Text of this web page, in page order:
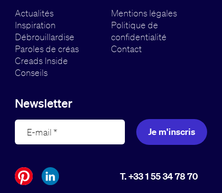
Actualités
Inspiration
Débrouillardise
Paroles de créas
Creads Inside
Conseils
Mentions légales
Politique de
confidentialité
Contact
Newsletter
Je m'inscris
T. +33 1 55 34 78 70